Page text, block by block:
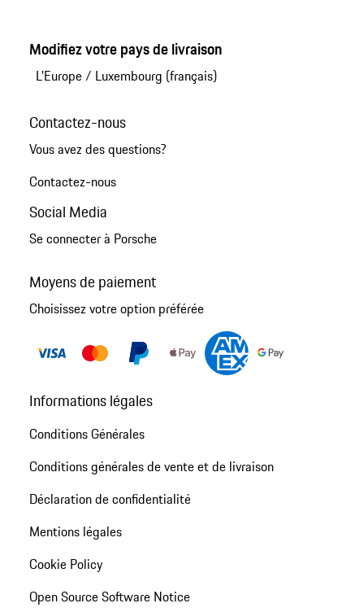
Modifiez votre pays de livraison
L'Europe/ Luxembourg (français)
Contactez-nous
Vous avez des questions?
Contactez-nous
Social Media
Se connecter à Porsche
Moyens de paiement
Choisissez votre option préférée
Informations légales
Conditions Générales
Conditions générales de vente et de livraison
Déclaration de confidentialité
Mentions légales
Cookie Policy
Open Source Software Notice